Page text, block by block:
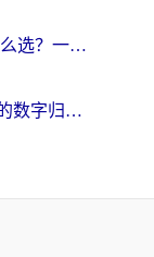
海外党必看：Clash回国机场怎么选？一篇搞定无缝访问国内资源的全攻略
穿梭和松果哪个好？海外游子的数字归乡路，到底该怎么选